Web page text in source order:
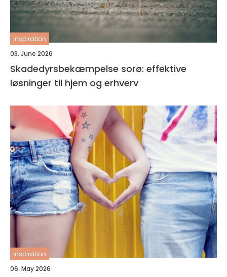
inspiration
03. June 2026
Skadedyrsbekæmpelse sorø: effektive
løsninger til hjem og erhverv
inspiration
06. May 2026